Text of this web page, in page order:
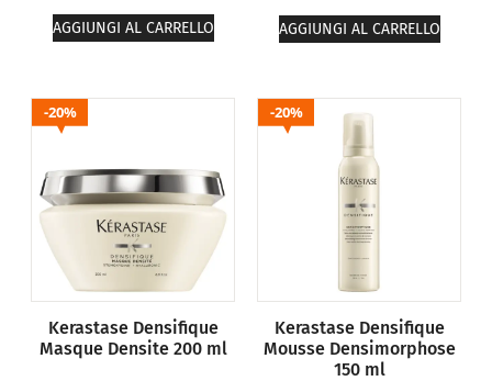
AGGIUNGI AL CARRELLO AGGIUNGI AL CARRELLO
20%
Kerastase Densifique
Masque Densite 200 ml
20%
Kerastase Densifique
Mousse Densimorphose
150 ml